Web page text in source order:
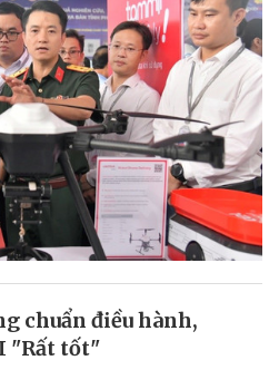
chuẩn điều hành,
"Rất tốt"